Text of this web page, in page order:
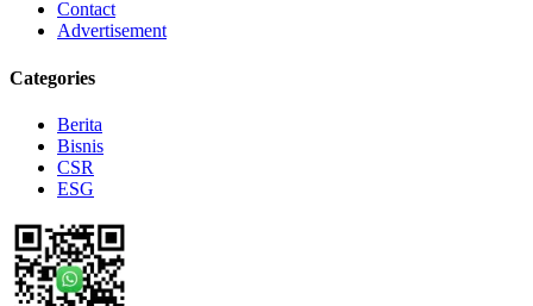
Contact
Advertisement
Categories
Berita
Bisnis
CSR
ESG